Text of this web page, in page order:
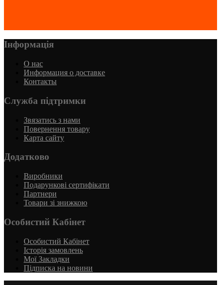
Інформація
О нас
Информация о доставке
Контакты
Служба підтримки
Звязатись з нами
Повернення товару
Карта сайту
Додатково
Виробники
Подарункові сертифікати
Партнери
Товари зі знижкою
Особистий Кабінет
Особистий Кабінет
Історія замовлень
Мої Закладки
Підписка на новини